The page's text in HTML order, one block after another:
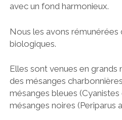
avec un fond harmonieux.
Nous les avons
biologiques.
Elles sont venues en grands
des mésanges
mésanges bleues
mésanges noires (Periparus